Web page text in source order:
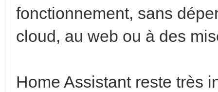
fonctionnement, sans
cloud, au web ou à des
Home Assistant reste très